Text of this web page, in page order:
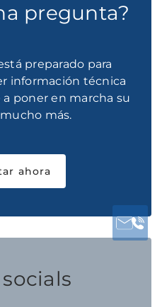
pregunta?
preparado para
información técnica
poner en marcha su
más.
ahora